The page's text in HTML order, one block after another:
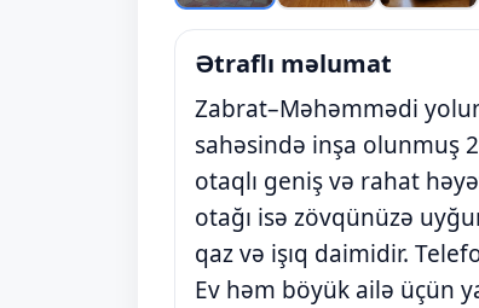
Ətraflı məlumat
Zabrat–Məhəmmədi
sahəsində inşa olunmuş
otaqlı geniş və rahat
otağı isə zövqünüzə
qaz və işıq daimidir.
Ev həm böyük ailə üçün